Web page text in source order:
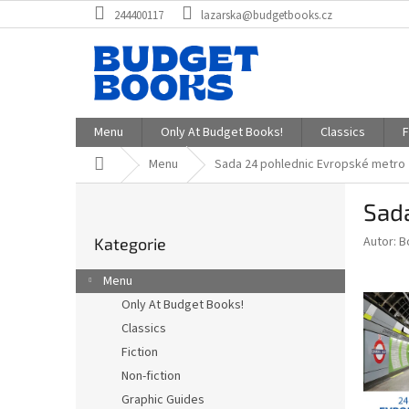
na
244400117 lazarska@budgetbooks.cz
Menu Only At Budget Books! Classics
Domů Menu Sada 24 pohlednic Evropské metro
r
a
kategorie
Kategorie
Menu
Only At Budget Books!
Classics
Fiction
Non-fiction
Graphic Guides
Autor: